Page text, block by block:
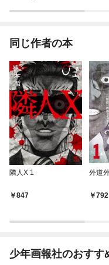
同じ作者の本
隣人X 1
847
外道
792
少年画報社のおすす